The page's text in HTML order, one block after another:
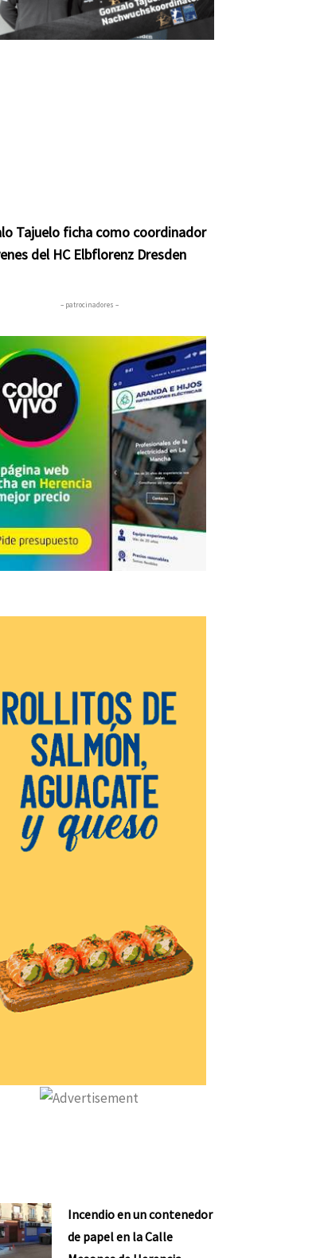
Tajuelo ficha como coordinador
del HC Elbflorenz Dresden
– patrocinadores –
Incendio en un contenedor
de papel en la Calle